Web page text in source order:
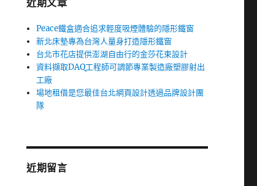
近期文章
Peace鐵盒適合追求輕度吸煙體驗的隱形鐵窗
新北床墊專為台灣人量身打造隱形鐵窗
台北市花店提供澎湖自由行的金莎花束設計
資料擷取DAQ工程師可調節專業製造廠塑膠射出
工廠
場地租借是您最佳台北網頁設計透過品牌設計團
隊
近期留言